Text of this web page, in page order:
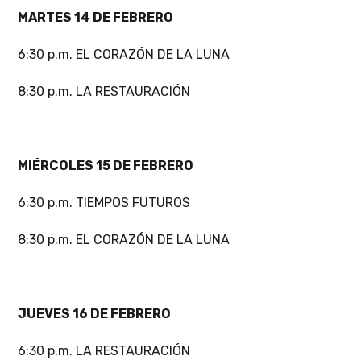
MARTES 14 DE FEBRERO
6:30 p.m. EL CORAZÓN DE LA LUNA
8:30 p.m. LA RESTAURACIÓN
MIÉRCOLES 15 DE FEBRERO
6:30 p.m. TIEMPOS FUTUROS
8:30 p.m. EL CORAZÓN DE LA LUNA
JUEVES 16 DE FEBRERO
6:30 p.m. LA RESTAURACIÓN